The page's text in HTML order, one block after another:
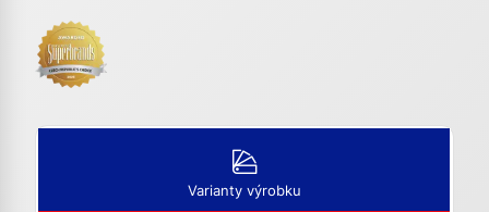
Varianty výrobku